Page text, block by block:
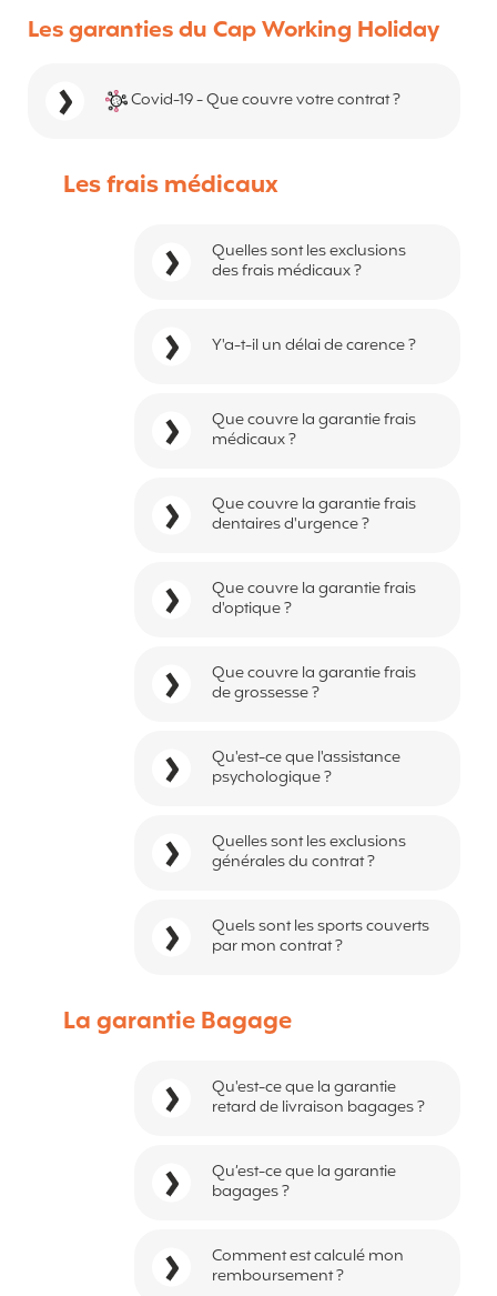
Les garanties du Cap Working Holiday
Covid-19 - Que couvre votre contrat ?
Les frais médicaux
Quelles sont les exclusions
des frais médicaux ?
Y'a-t-il un délai de carence ?
Que couvre la garantie frais
médicaux ?
Que couvre la garantie frais
dentaires d'urgence ?
Que couvre la garantie frais
d'optique ?
Que couvre la garantie frais
de grossesse ?
Qu'est-ce que l'assistance
psychologique ?
Quelles sont les exclusions
générales du contrat ?
Quels sont les sports couverts
par mon contrat ?
La garantie Bagage
Qu'est-ce que la garantie
retard de livraison bagages ?
Qu’est-ce que la garantie
bagages ?
Comment est calculé mon
remboursement ?